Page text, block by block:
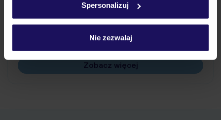
Spersonalizuj
Nie zezwalaj
Czy w Hotelu będzie przedstawiciel TUI?
Na jakiej podstawie i gdzie otrzymam karty
Zobacz więcej